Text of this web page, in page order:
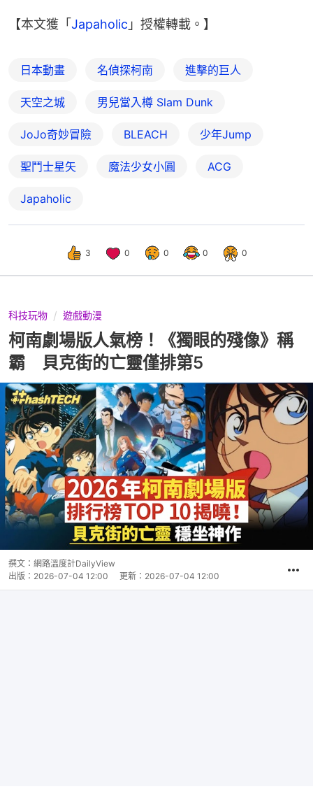
【本文獲「 Japaholic 」授權轉載。】
日本動畫 名偵探柯南 進擊的巨人
天空之城 男兒當入樽 Slam Dunk
JoJo奇妙冒險 BLEACH 少年Jump
聖鬥士星矢 魔法少女小圓 ACG
Japaholic
3 0 0 0 0
科技玩物 遊戲動漫
柯南劇場版人氣榜！《獨眼的殘像》稱
霸 貝克街的亡靈僅排第5
撰文： 網路溫度計DailyView
出版： 2026-07-04 12:00 更新： 2026-07-04 12:00